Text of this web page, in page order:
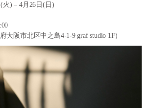
火) – 4月26日(日)
大阪市北区中之島4-1-9 graf studio 1F)